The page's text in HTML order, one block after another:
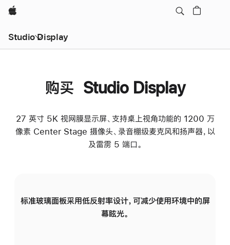
Apple
Studio Display
购买 Studio Display
27 英寸 5K 视网膜显示屏、支持桌上视角功能的 1200 万
像素 Center Stage 摄像头、录音棚级麦克风和扬声器，以
及雷雳 5 端口。
标准玻璃面板采用低反射率设计，可减少使用环境中的屏
幕眩光。